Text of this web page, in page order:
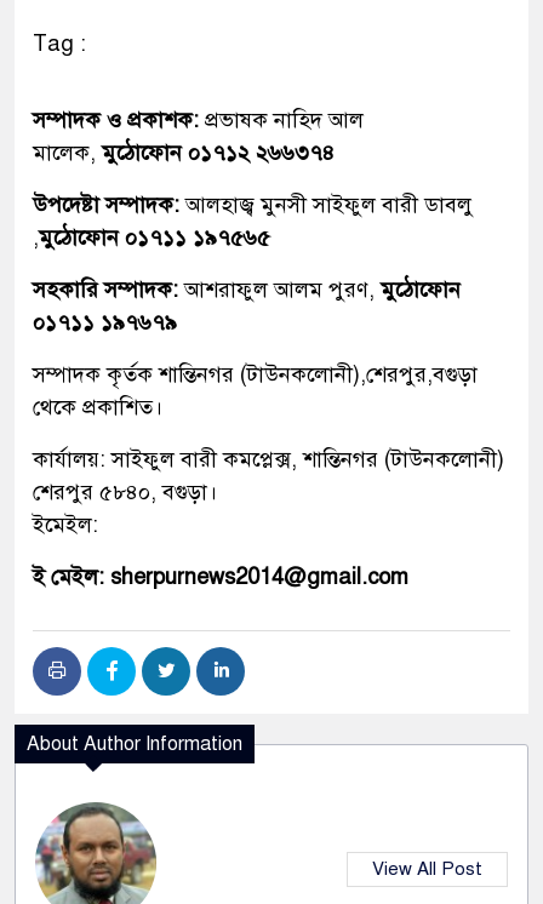
Tag :
সম্পাদক ও প্রকাশক: প্রভাষক নাহিদ আল
মালেক,মুঠোফোন ০১৭১২ ২৬৬৩৭৪
উপদেষ্টা সম্পাদক:আলহাজ্ব মুনসী সাইফুল বারী ডাবলু
,মুঠোফোন ০১৭১১ ১৯৭৫৬৫
সহকারি সম্পাদক:আশরাফুল আলম পুরণ,মুঠোফোন
০১৭১১ ১৯৭৬৭৯
সম্পাদক কৃর্তক শান্তিনগর (টাউনকলোনী),শেরপুর,বগুড়া
থেকে প্রকাশিত।
কার্যালয়: সাইফুল বারী কমপ্লেক্স, শান্তিনগর (টাউনকলোনী)
শেরপুর ৫৮৪০, বগুড়া।
ইমেইল:
ই মেইল: sherpurnews2014@gmail.com
About Author Information
View All Post